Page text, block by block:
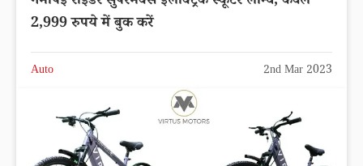
2,999 रुपये में बुक करें
Auto 2nd Mar 2023